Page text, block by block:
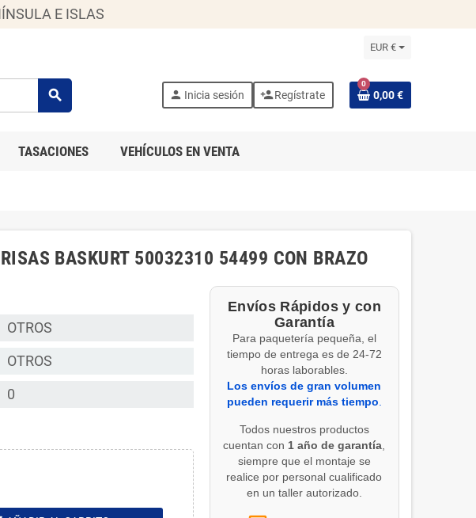
E ISLAS
EUR €
search person Inicia sesión person_addRegístrate
0
0,00 €
TASACIONES VEHÍCULOS EN VENTA
BASKURT 50032310 54499 CON BRAZO
OTROS
OTROS
0
Envíos Rápidos y con
Garantía
Para paquetería pequeña, el
tiempo de entrega es de 24-72
horas laborables.
Los envíos de gran volumen
pueden requerir más tiempo
Todos nuestros productos
cuentan con 1 año de garantía
siempre que el montaje se
realice por personal cualificado
en un taller autorizado.